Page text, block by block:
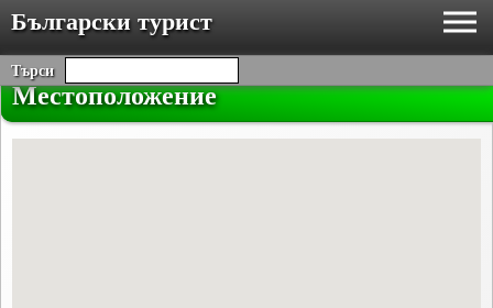
Български турист
Търси
Местоположение